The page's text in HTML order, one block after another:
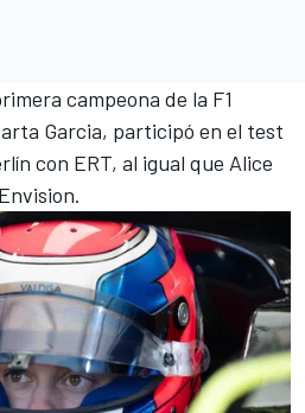
campeona de la F1
Garcia, participó en el test
con ERT, al igual que Alice
Envision.